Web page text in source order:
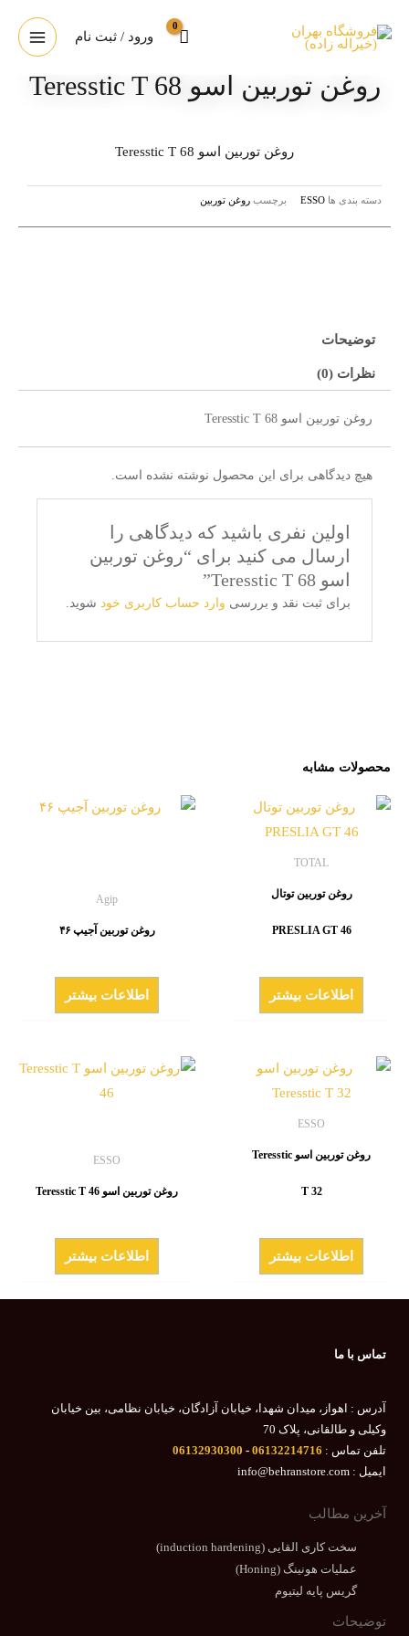
ورود / ثبت نام
روغن توربین اسو Teresstic T 68
روغن توربین اسو Teresstic T 68
دسته بندی ها ESSO برچسب روغن توربین
محصولات مشابه
TOTAL
روغن توربین توتال
PRESLIA GT 46
اطلاعات بیشتر
Agip
روغن توربین آجیپ ۴۶
اطلاعات بیشتر
ESSO
روغن توربین اسو Teresstic
T 32
اطلاعات بیشتر
ESSO
روغن توربین اسو Teresstic T 46
اطلاعات بیشتر
توضیحات
نظرات (0)
روغن توربین اسو Teresstic T 68
هیچ دیدگاهی برای این محصول نوشته نشده است.
اولین نفری باشید که دیدگاهی را
ارسال می کنید برای “روغن توربین
اسو Teresstic T 68”
برای ثبت نقد و بررسی وارد حساب کاربری خود شوید.
تماس با ما
آدرس : اهواز، میدان شهدا، خیابان آزادگان، خیابان نظامی، بین خیابان
وکیلی و طالقانی، پلاک 70
تلفن تماس : 06132214716
-
06132930300
ایمیل : info@behranstore.com
آخرین مطالب
سخت کاری القایی (induction hardening)
عملیات هونینگ (Honing)
گریس پایه لیتیوم
توضیحات